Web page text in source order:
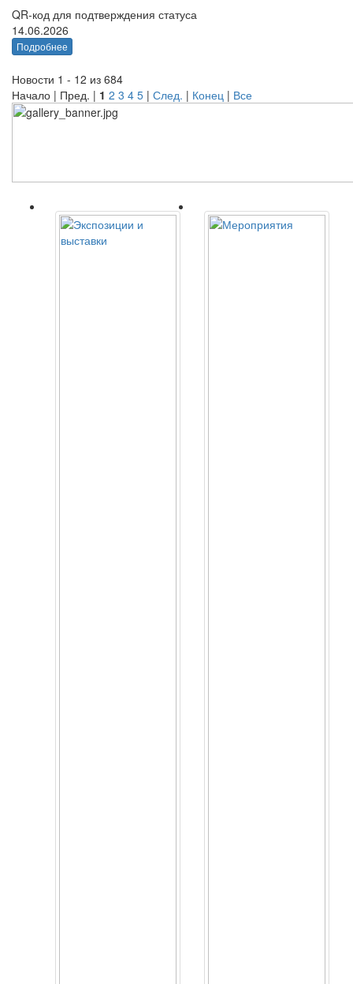
QR-код для подтверждения статуса
14.06.2026
Подробнее
Новости 1 - 12 из 684
Начало | Пред. | 1 2 3 4 5 | След. | Конец | Все